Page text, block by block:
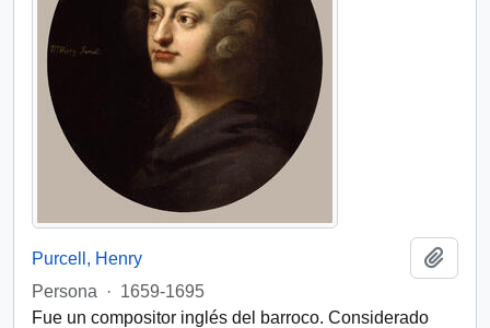
Purcell, Henry
Persona
· 1659-1695
Fue un compositor inglés del barroco. Considerado